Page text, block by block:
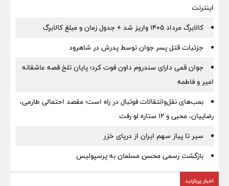
اینترنت
کالابرگ مرداد ۱۴۰۵ واریز شد + جدول زمان و مبلغ کالابرگ
جزئیات قتل پسر جوان توسط پدرش در شاهرود
جوان قمی دارای سندروم داون فوت کرد؛ پایان تلخ قصه عاشقانه
امیر و فاطمه
بمب‌های نقل‌وانتقالات فوتبال در راه است؛ مقصد احتمالی طارمی،
رضاییان، محبی و ۱۲ ستاره لو رفت
سیر تا پیاز سهم ایران از دریای خزر
بازگشت رسمی محسن مسلمان به پرسپولیس
اخبار پربازدید